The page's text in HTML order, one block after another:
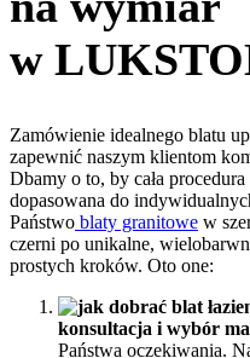
w
Zamówienie idealnego blatu
zapewnić naszym klientom
Dbamy o to, by cała procedura
dopasowana do
Państwo blaty granitowe w
czerni po unikalne,
prostych kroków. Oto one:
konsultacja i wybór
Państwa oczekiwania.